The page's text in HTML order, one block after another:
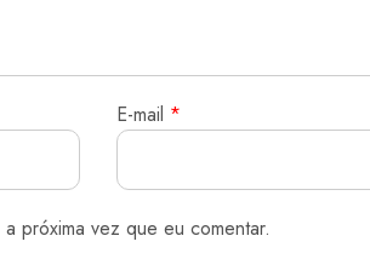
E-mail *
próxima vez que eu comentar.